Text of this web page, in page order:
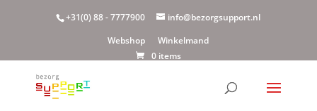
+31(0) 88 - 7777900
info@bezorgsupport.nl
Webshop
Winkelmand
0 items